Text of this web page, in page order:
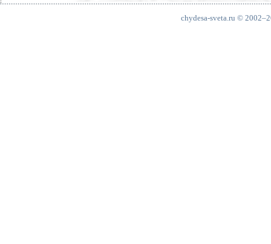
chydesa-sveta.ru ©